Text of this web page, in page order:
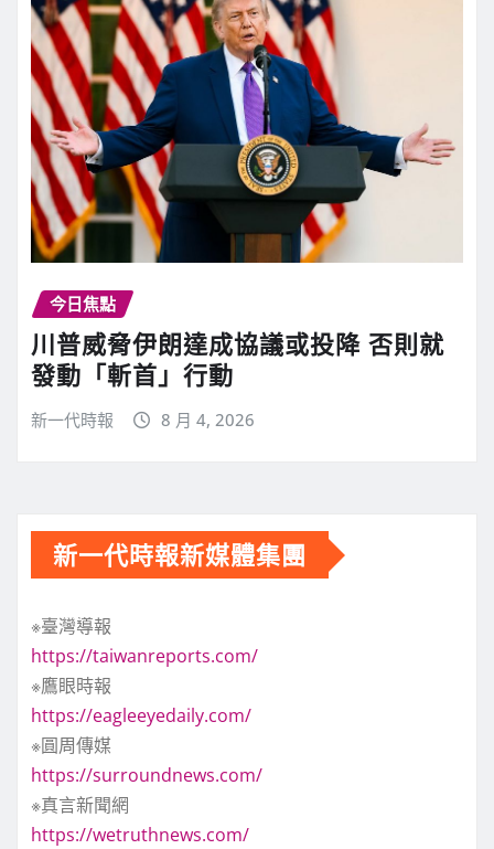
今日焦點
川普威脅伊朗達成協議或投降 否則就
發動「斬首」行動
新一代時報 8 月 4, 2026
新一代時報新媒體集團
※臺灣導報
https://taiwanreports.com/
※鷹眼時報
https://eagleeyedaily.com/
※圓周傳媒
https://surroundnews.com/
※真言新聞網
https://wetruthnews.com/